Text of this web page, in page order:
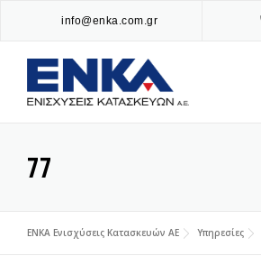
content
info@enka.com.gr
77
ENKA Ενισχύσεις Κατασκευών ΑΕ Υπηρεσίες